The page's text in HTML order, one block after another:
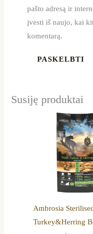
pašto adresą ir
įvesti iš naujo, kai
komentarą.
Susiję produktai
Ambrosia
Turkey&Herring
This
product
has
multiple
The
may
be